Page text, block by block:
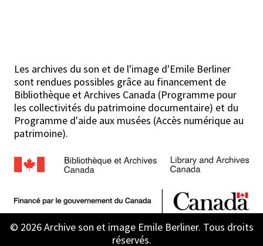
Les archives du son et de l'image d'Emile Berliner
sont rendues possibles grâce au financement de
Bibliothèque et Archives Canada (Programme pour
les collectivités du patrimoine documentaire) et du
Programme d'aide aux musées (Accès numérique au
patrimoine).
© 2026 Archive son et image Emile Berliner. Tous droits
réservés.